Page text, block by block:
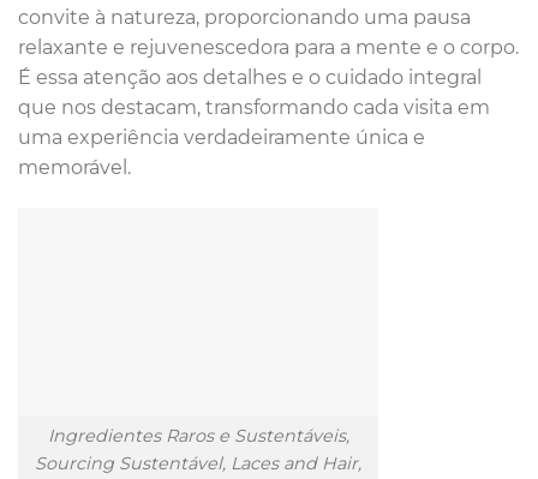
convite à natureza, proporcionando uma pausa
relaxante e rejuvenescedora para a mente e o corpo.
É essa atenção aos detalhes e o cuidado integral
que nos destacam, transformando cada visita em
uma experiência verdadeiramente única e
memorável.
Ingredientes Raros e Sustentáveis,
Sourcing Sustentável, Laces and Hair,